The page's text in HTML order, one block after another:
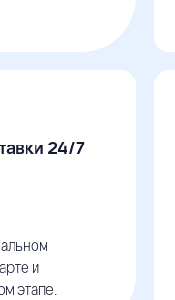
24/7
и
этапе.